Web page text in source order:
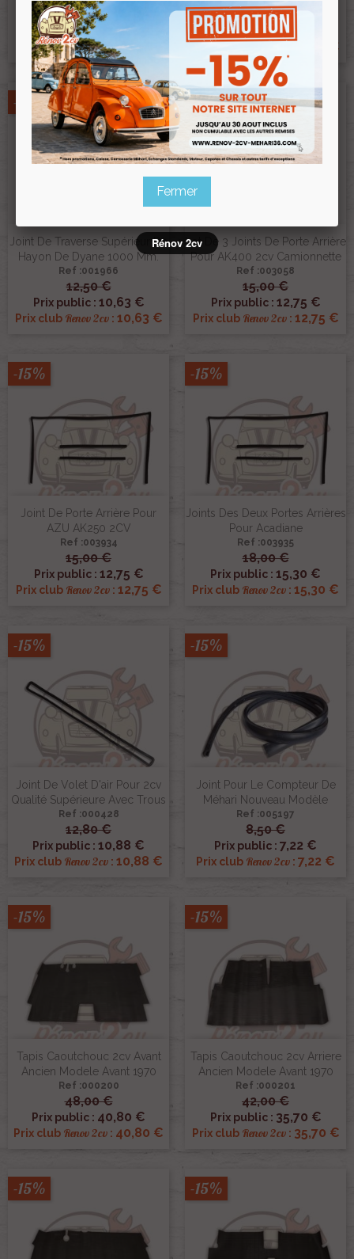
13,50 €
Prix public : 11,48 €
Prix clubRenov 2cv:11,48 €
12,85 €
Prix public :10,92 €
Prix club Renov 2cv 10,92 €
Joint De Traverse Supérieur De
Hayon De Dyane 1000 Mm.
Ref :001966
12,50 €
Prix public : 10,63 €
Prix club Renov 2cv: 10,63 €
-15%
Lot De 3 Joints De Porte Arrière
Pour AK400 2cv Camionnette
Ref :003058
15,00 €
Prix public : 12,75 €
Prix club Renov 2cv: 12,75 €
-15%
Joint De Porte Arrière Pour
AZU AK250 2CV
Ref :003934
15,00 €
Prix public : 12,75 €
Prix club Renov 2cv: 12,75 €
-15%
Joints Des Deux Portes Arrières
Pour Acadiane
Ref :003935
18,00 €
Prix public : 15,30 €
Prix club Renov 2cv : 15,30 €
-15%
Joint De Volet D'air Pour 2cv
Qualité Supérieure Avec Trous
Ref :000428
12,80 €
Prix public : 10,88 €
Prix club Renov 2cv : 10,88 €
-15%
Joint Pour Le Compteur De
Méhari Nouveau Modèle
Ref :005197
8,50 €
Prix public : 7,22 €
Prix club Renov 2cv : 7,22 €
-15%
Tapis Caoutchouc 2cv Avant
Ancien Modele Avant 1970
Ref :000200
48,00 €
Prix public : 40,80 €
Prix club Renov 2cv : 40,80 €
-15%
Tapis Caoutchouc 2cv Arriere
Ancien Modele Avant 1970
Ref :000201
42,00 €
Prix public : 35,70 €
Prix club Renov 2cv: 35,70 €
-15%
-15% -15%
Fermer
Rénov 2cv